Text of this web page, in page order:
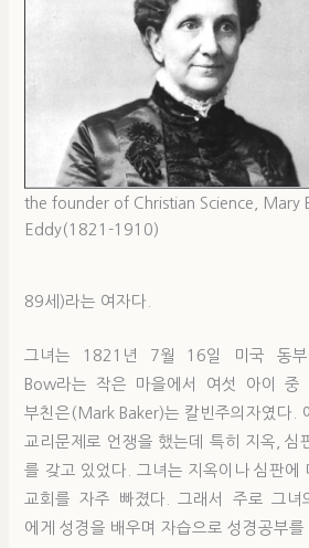
the founder of Christian Science, Mary
Eddy(1821-1910)
89세)라는 여자다.
그녀는 1821년 7월 16일 미국 동
Bow라는 작은 마을에서 여섯 아이 중
부친은(Mark Baker)는 칼빈주의자였다.
교리문제로 언쟁을 했는데 특히 지옥,
를 갖고 있었다. 그녀는 지옥이나 심판에
교회를 자주 빠졌다. 그래서 주로 그
에게 성경을 배우며 자습으로 성경공부를